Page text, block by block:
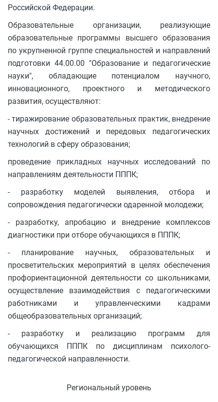
Российской Федерации.
Образовательные организации, реализующие
образовательные программы высшего образования
по укрупненной группе специальностей и направлений
подготовки 44.00.00 "Образование и педагогические
науки", обладающие потенциалом научного,
инновационного, проектного и методического
развития, осуществляют:
- тиражирование образовательных практик, внедрение
научных достижений и передовых педагогических
технологий в сферу образования;
проведение прикладных научных исследований по
направлениям деятельности ПППК;
- разработку моделей выявления, отбора и
сопровождения педагогически одаренной молодежи;
- разработку, апробацию и внедрение комплексов
диагностики при отборе обучающихся в ПППК;
- планирование научных, образовательных и
просветительских мероприятий в целях обеспечения
профориентационной деятельности со школьниками,
осуществление взаимодействия с педагогическими
работниками и управленческими кадрами
общеобразовательных организаций;
- разработку и реализацию программ для
обучающихся ПППК по дисциплинам психолого-
педагогической направленности.
Региональный уровень